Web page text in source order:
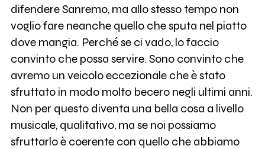
difendere Sanremo, ma allo stesso tempo non
voglio fare neanche quello che sputa nel piatto
dove mangia. Perché se ci vado, lo faccio
convinto che possa servire. Sono convinto che
avremo un veicolo eccezionale che è stato
sfruttato in modo molto becero negli ultimi anni.
Non per questo diventa una bella cosa a livello
musicale, qualitativo, ma se noi possiamo
sfruttarlo è coerente con quello che abbiamo